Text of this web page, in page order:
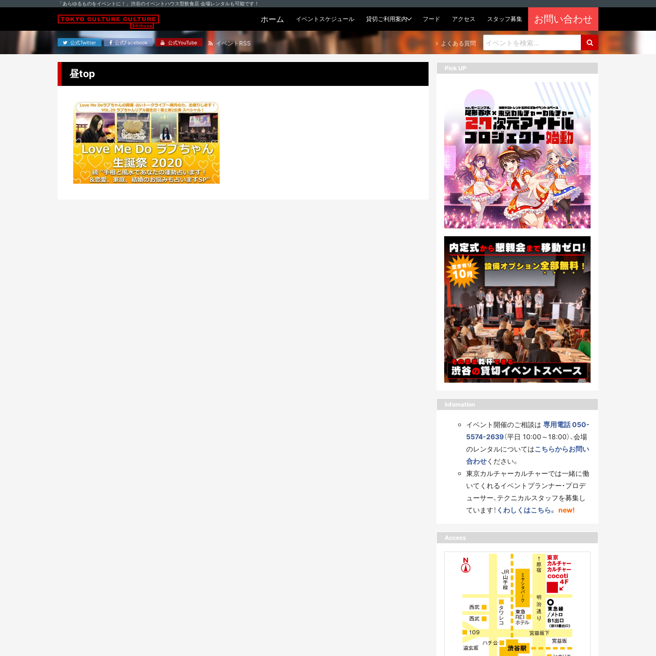
「あらゆるものをイベントに！」渋谷のイベントハウス型飲食店 会場レンタルも可能です！
ホーム イベントスケジュール 貸切ご利用案内 フード アクセス スタッフ募集 お問い合わせ
公式Twitter 公式Facebook 公式YouTube イベントRSS よくある質問
昼top Pick UP
Infomation
イベント開催のご相談は 専用電話 050-
5574-2639（平日 10:00～18:00）、会場
のレンタルについてはこちらからお問い
合わせください。
東京カルチャーカルチャーでは一緒に働
いてくれるイベントプランナー・プロデ
ューサー、テクニカルスタッフを募集し
ています！ くわしくはこちら。 new!
Access